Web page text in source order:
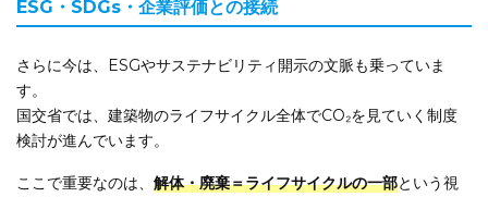
ESG・SDGs・企業評価との接続
さらに今は、ESGやサステナビリティ開示の文脈も乗っていま
す。
国交省では、建築物のライフサイクル全体でCO₂を見ていく制度
検討が進んでいます。
ここで重要なのは、 解体・廃棄＝ライフサイクルの一部という視